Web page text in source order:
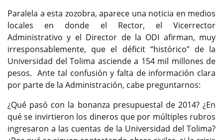
Paralela a esta zozobra, aparece una noticia en medios
locales en donde el Rector, el Vicerrector
Administrativo y el Director de la ODI afirman, muy
irresponsablemente, que el déficit “histórico” de la
Universidad del Tolima asciende a 154 mil millones de
pesos. Ante tal confusión y falta de información clara
por parte de la Administración, cabe preguntarnos:
¿Qué pasó con la bonanza presupuestal de 2014? ¿En
qué se invirtieron los dineros que por múltiples rubros
ingresaron a las cuentas de la Universidad del Tolima?